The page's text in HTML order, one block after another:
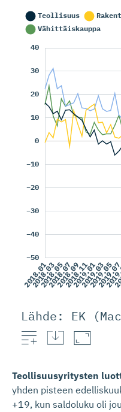
Lähde: EK
Teollisuusyritysten
yhden pisteen
+19, kun saldoluku oli